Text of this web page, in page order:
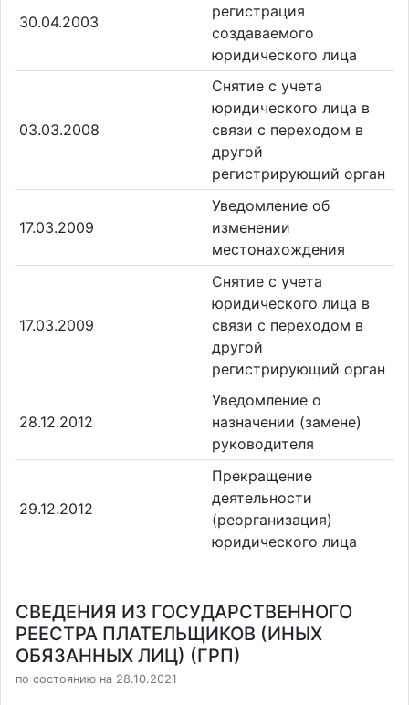
30.04.2003
регистрация
создаваемого
юридического лица
03.03.2008
Снятие с учета
юридического лица в
связи с переходом в
другой
регистрирующий орган
17.03.2009
Уведомление об
изменении
местонахождения
17.03.2009
Снятие с учета
юридического лица в
связи с переходом в
другой
регистрирующий орган
28.12.2012
Уведомление о
назначении (замене)
руководителя
29.12.2012
Прекращение
деятельности
(реорганизация)
юридического лица
СВЕДЕНИЯ ИЗ ГОСУДАРСТВЕННОГО
РЕЕСТРА ПЛАТЕЛЬЩИКОВ (ИНЫХ
ОБЯЗАННЫХ ЛИЦ) (ГРП)
по состоянию на 28.10.2021